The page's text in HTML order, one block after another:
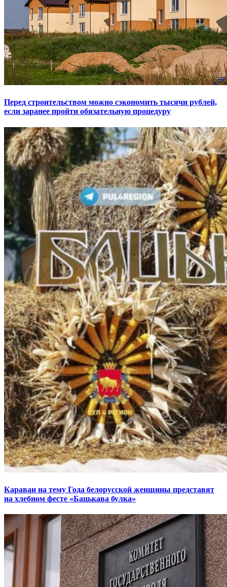
Перед строительством можно сэкономить тысячи рублей,
если заранее пройти обязательную процедуру
Караваи на тему Года белорусской женщины представят
на хлебном фесте «Бацькава булка»